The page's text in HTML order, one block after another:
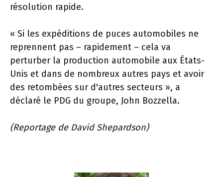
résolution rapide.
« Si les expéditions de puces automobiles ne
reprennent pas – rapidement – ​​cela va
perturber la production automobile aux États-
Unis et dans de nombreux autres pays et avoir
des retombées sur d'autres secteurs », a
déclaré le PDG du groupe, John Bozzella.
(Reportage de David Shepardson)